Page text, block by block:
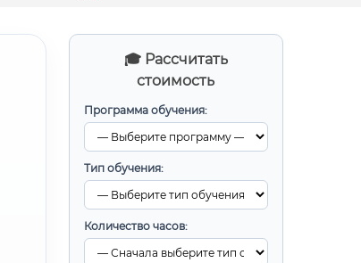
🎓 Рассчитать
стоимость
Программа обучения:
Тип обучения:
Количество часов: